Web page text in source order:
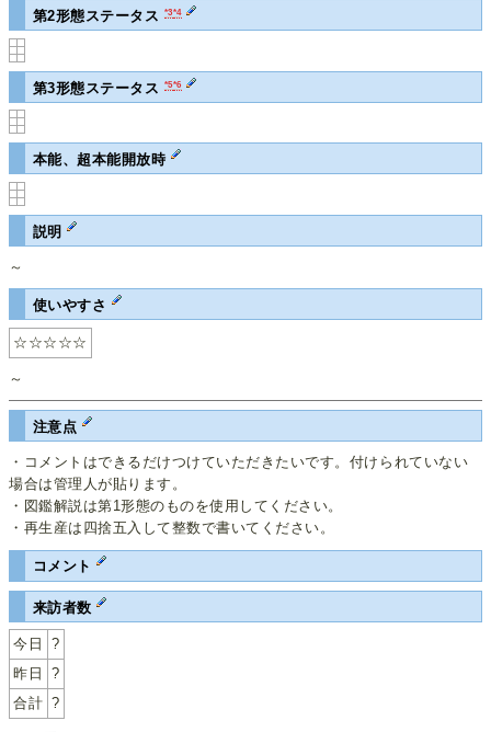
第2形態ステータス *3*4
第3形態ステータス *5*6
本能、超本能開放時
説明
～
使いやすさ
☆☆☆☆☆
～
注意点
・コメントはできるだけつけていただきたいです。付けられていない
場合は管理人が貼ります。
・図鑑解説は第1形態のものを使用してください。
・再生産は四捨五入して整数で書いてください。
コメント
来訪者数
今日
?
昨日
?
合計 ?